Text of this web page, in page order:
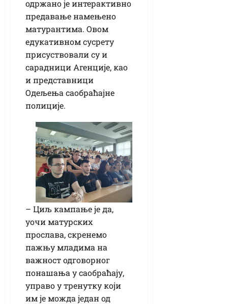
одржано је интерактивно
предавање намењено
матурантима. Овом
едукативном сусрету
присуствовали су и
сарадници Агенције, као
и представници
Одељења саобраћајне
полиције.
– Циљ кампање је да,
уочи матурских
прослава, скренемо
пажњу младима на
важност одговорног
понашања у саобраћају,
управо у тренутку који
им је можда један од